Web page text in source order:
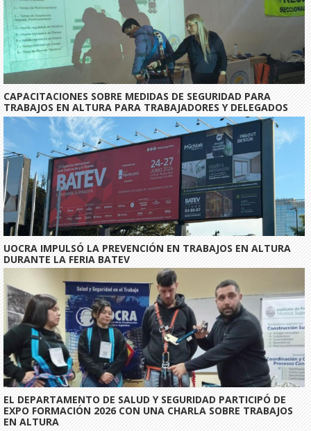
CAPACITACIONES SOBRE MEDIDAS DE SEGURIDAD PARA
TRABAJOS EN ALTURA PARA TRABAJADORES Y DELEGADOS
UOCRA IMPULSÓ LA PREVENCIÓN EN TRABAJOS EN ALTURA
DURANTE LA FERIA BATEV
EL DEPARTAMENTO DE SALUD Y SEGURIDAD PARTICIPÓ DE
EXPO FORMACIÓN 2026 CON UNA CHARLA SOBRE TRABAJOS
EN ALTURA